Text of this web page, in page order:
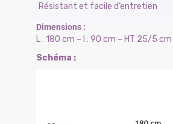
Résistant et facile d’entretien
L : 180 cm – l : 90 cm – HT 25/5 cm